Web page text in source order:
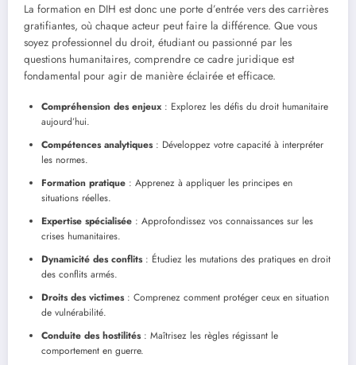
La formation en DIH est donc une porte d’entrée vers des carrières
gratifiantes, où chaque acteur peut faire la différence. Que vous
soyez professionnel du droit, étudiant ou passionné par les
questions humanitaires, comprendre ce cadre juridique est
fondamental pour agir de manière éclairée et efficace.
Compréhension des enjeux : Explorez les défis du droit humanitaire
aujourd’hui.
Compétences analytiques: Développez votre capacité à interpréter
les normes.
Formation pratique : Apprenez à appliquer les principes en
situations réelles.
Expertise spécialisée : Approfondissez vos connaissances sur les
crises humanitaires.
Dynamicité des conflits: Étudiez les mutations des pratiques en droit
des conflits armés.
Droits des victimes: Comprenez comment protéger ceux en situation
de vulnérabilité.
Conduite des hostilités: Maîtrisez les règles régissant le
comportement en guerre.